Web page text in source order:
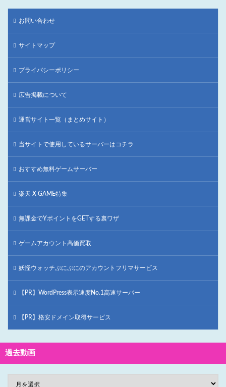
お問い合わせ
サイトマップ
プライバシーポリシー
広告掲載について
運営サイト一覧（まとめサイト）
当サイトで使用しているサーバーはコチラ
おすすめ無料ゲームサーバー
楽天 X GAME特集
無課金でYポイントをGETする裏ワザ
ゲームアカウント高価買取
妖怪ウォッチぷにぷにのアカウントフリマサービス
【PR】WordPress表示速度No.1高速サーバー
【PR】格安ドメイン取得サービス
過去動画